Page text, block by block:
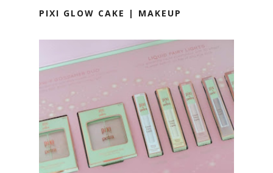
PIXI GLOW CAKE | MAKEUP